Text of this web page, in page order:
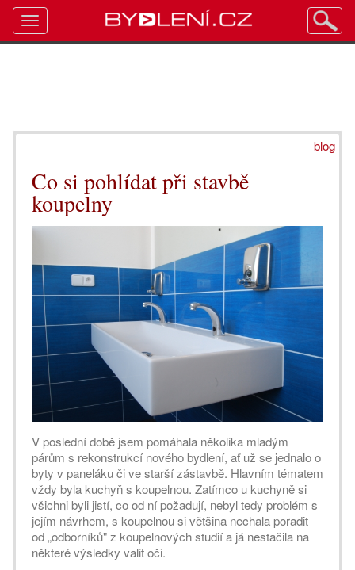
blog
Co si pohlídat při stavbě
koupelny
V poslední době jsem pomáhala několika mladým
párům s rekonstrukcí nového bydlení, ať už se jednalo o
byty v paneláku či ve starší zástavbě. Hlavním tématem
vždy byla kuchyň s koupelnou. Zatímco u kuchyně si
všichni byli jistí, co od ní požadují, nebyl tedy problém s
jejím návrhem, s koupelnou si většina nechala poradit
od „odborníků" z koupelnových studií a já nestačila na
některé výsledky valit oči.
Toggle
navigation